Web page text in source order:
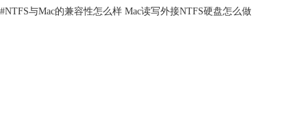
#NTFS与Mac的兼容性怎么样 Mac读写外接NTFS硬盘怎么做